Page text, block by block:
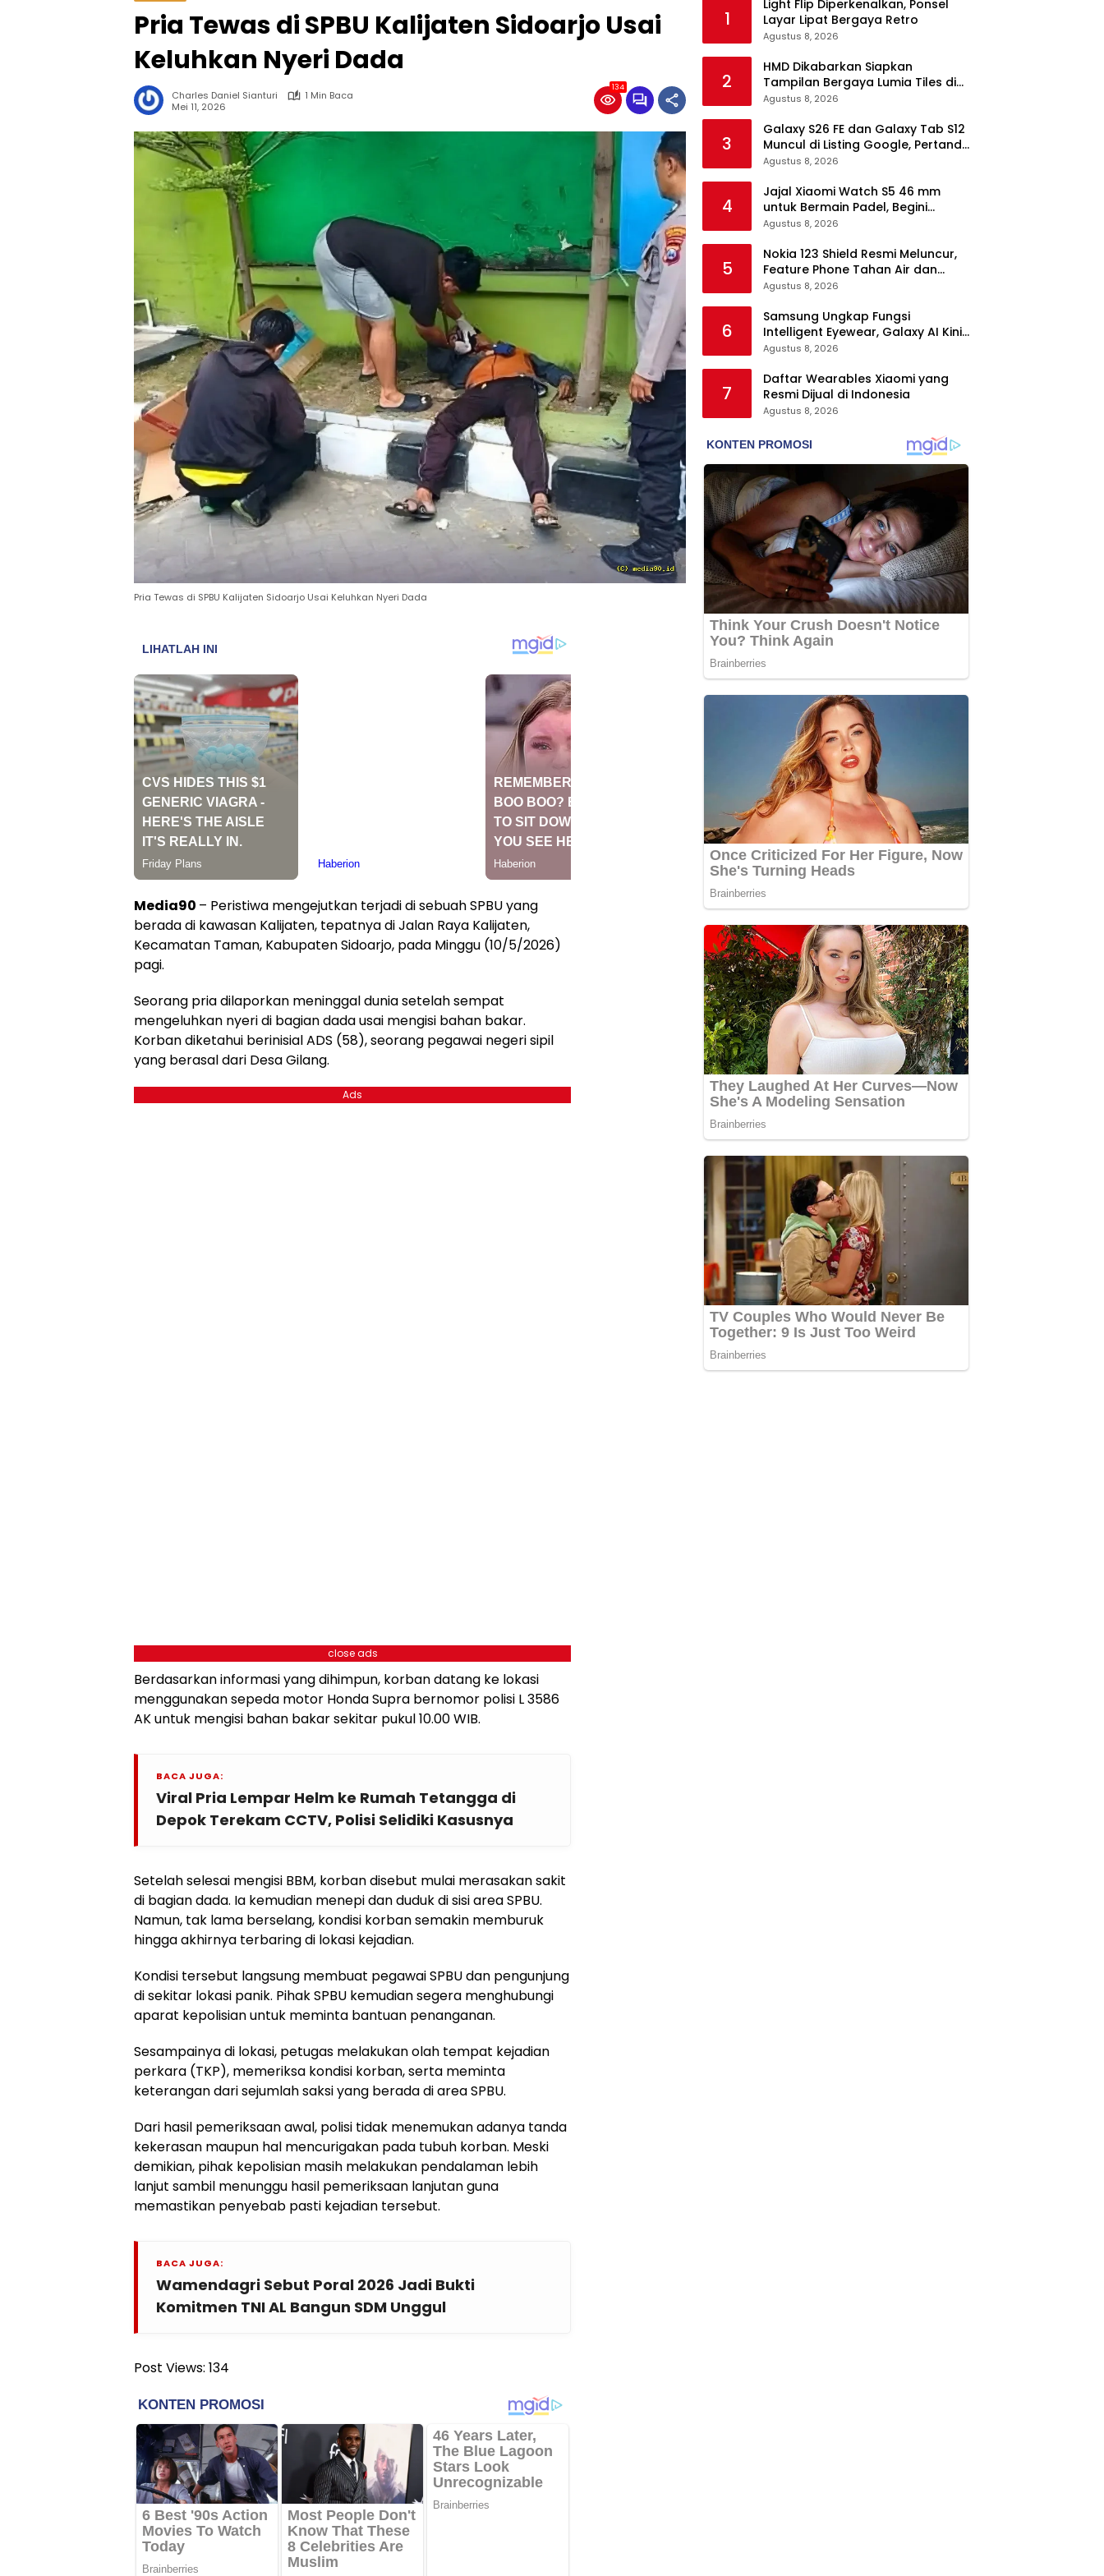
Pria Tewas di SPBU Kalijaten Sidoarjo Usai
Keluhkan Nyeri Dada
Charles Daniel Sianturi
1 Min Baca
Mei 11, 2026
134
Pria Tewas di SPBU Kalijaten Sidoarjo Usai Keluhkan Nyeri Dada
Media90 – Peristiwa mengejutkan terjadi di sebuah SPBU yang
berada di kawasan Kalijaten, tepatnya di Jalan Raya Kalijaten,
Kecamatan Taman, Kabupaten Sidoarjo, pada Minggu (10/5/2026)
pagi.
Seorang pria dilaporkan meninggal dunia setelah sempat
mengeluhkan nyeri di bagian dada usai mengisi bahan bakar.
Korban diketahui berinisial ADS (58), seorang pegawai negeri sipil
yang berasal dari Desa Gilang.
Ads
close ads
Berdasarkan informasi yang dihimpun, korban datang ke lokasi
menggunakan sepeda motor Honda Supra bernomor polisi L 3586
AK untuk mengisi bahan bakar sekitar pukul 10.00 WIB.
BACA JUGA:
Viral Pria Lempar Helm ke Rumah Tetangga di
Depok Terekam CCTV, Polisi Selidiki Kasusnya
Setelah selesai mengisi BBM, korban disebut mulai merasakan sakit
di bagian dada. Ia kemudian menepi dan duduk di sisi area SPBU.
Namun, tak lama berselang, kondisi korban semakin memburuk
hingga akhirnya terbaring di lokasi kejadian.
Kondisi tersebut langsung membuat pegawai SPBU dan pengunjung
di sekitar lokasi panik. Pihak SPBU kemudian segera menghubungi
aparat kepolisian untuk meminta bantuan penanganan.
Sesampainya di lokasi, petugas melakukan olah tempat kejadian
perkara (TKP), memeriksa kondisi korban, serta meminta
keterangan dari sejumlah saksi yang berada di area SPBU.
Dari hasil pemeriksaan awal, polisi tidak menemukan adanya tanda
kekerasan maupun hal mencurigakan pada tubuh korban. Meski
demikian, pihak kepolisian masih melakukan pendalaman lebih
lanjut sambil menunggu hasil pemeriksaan lanjutan guna
memastikan penyebab pasti kejadian tersebut.
BACA JUGA:
Wamendagri Sebut Poral 2026 Jadi Bukti
Komitmen TNI AL Bangun SDM Unggul
Post Views: 134
1
Light Flip Diperkenalkan, Ponsel
Layar Lipat Bergaya Retro
Agustus 8, 2026
2
HMD Dikabarkan Siapkan
Tampilan Bergaya Lumia Tiles di
Ponsel Android
Agustus 8, 2026
3
Galaxy S26 FE dan Galaxy Tab S12
Muncul di Listing Google, Pertanda
Segera Rilis?
Agustus 8, 2026
4
Jajal Xiaomi Watch S5 46 mm
untuk Bermain Padel, Begini
Kemampuannya
Agustus 8, 2026
5
Nokia 123 Shield Resmi Meluncur,
Feature Phone Tahan Air dan
Debu
Agustus 8, 2026
6
Samsung Ungkap Fungsi
Intelligent Eyewear, Galaxy AI Kini
Bisa Diakses Tanpa Layar
Agustus 8, 2026
7
Daftar Wearables Xiaomi yang
Resmi Dijual di Indonesia
Agustus 8, 2026